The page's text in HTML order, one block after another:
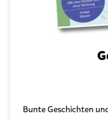
Bunte Geschichten